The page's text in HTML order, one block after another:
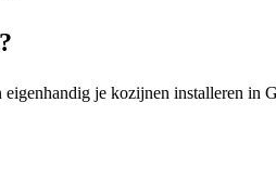
je kozijnen installeren in